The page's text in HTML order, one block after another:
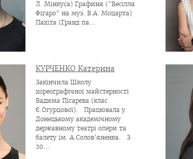
Л. Мінкуса) Графиня ("Весілля
Фігаро" на муз. В.А. Моцарта)
Пахіта (Гранд па...
КУРЧЕНКО Катерина
Закінчила Школу
хореографічної майстерності
Вадима Пісарєва (клас
Є.Огурцової). Працювала у
Донецькому академічному
державному театрі опери та
балету ім. А.Солов'яненка. З
20...